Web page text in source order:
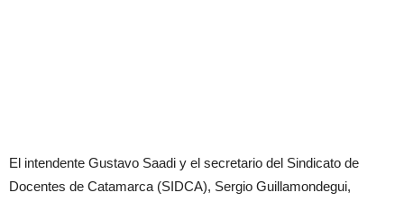
El intendente Gustavo Saadi y el secretario del Sindicato de
Docentes de Catamarca (SIDCA), Sergio Guillamondegui,